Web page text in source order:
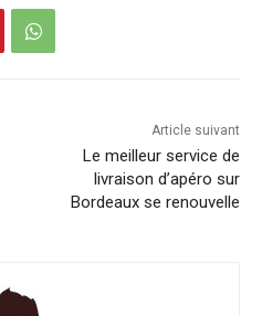
Article suivant
Le meilleur service de
livraison d’apéro sur
Bordeaux se renouvelle